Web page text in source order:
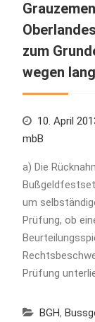
zum
wegen
10. April
mbB
a) Die
um
Prüfung, ob
Prüfung
BGH,